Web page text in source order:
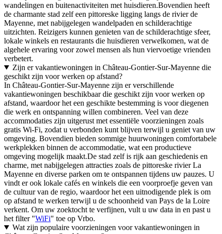
wandelingen en buitenactiviteiten met huisdieren.Bovendien heeft
de charmante stad zelf een pittoreske ligging langs de rivier de
Mayenne, met nabijgelegen wandelpaden en schilderachtige
uitzichten. Reizigers kunnen genieten van de schilderachtige sfeer,
lokale winkels en restaurants die huisdieren verwelkomen, wat de
algehele ervaring voor zowel mensen als hun viervoetige vrienden
verbetert.
Zijn er vakantiewoningen in Château-Gontier-Sur-Mayenne die
geschikt zijn voor werken op afstand?
In Château-Gontier-Sur-Mayenne zijn er verschillende
vakantiewoningen beschikbaar die geschikt zijn voor werken op
afstand, waardoor het een geschikte bestemming is voor diegenen
die werk en ontspanning willen combineren. Veel van deze
accommodaties zijn uitgerust met essentiële voorzieningen zoals
gratis Wi-Fi, zodat u verbonden kunt blijven terwijl u geniet van uw
omgeving. Bovendien bieden sommige huurwoningen comfortabele
werkplekken binnen de accommodatie, wat een productieve
omgeving mogelijk maakt.De stad zelf is rijk aan geschiedenis en
charme, met nabijgelegen attracties zoals de pittoreske rivier La
Mayenne en diverse parken om te ontspannen tijdens uw pauzes. U
vindt er ook lokale cafés en winkels die een voorproefje geven van
de cultuur van de regio, waardoor het een uitnodigende plek is om
op afstand te werken terwijl u de schoonheid van Pays de la Loire
verkent. Om uw zoektocht te verfijnen, vult u uw data in en past u
het filter "WiFi" toe op Vrbo.
Wat zijn populaire voorzieningen voor vakantiewoningen in